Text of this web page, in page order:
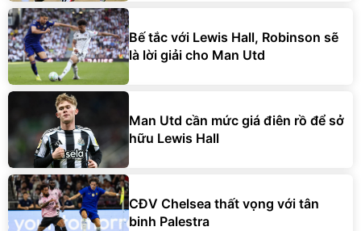
Bế tắc với Lewis Hall, Robinson sẽ
là lời giải cho Man Utd
Man Utd cần mức giá điên rồ để sở
hữu Lewis Hall
CĐV Chelsea thất vọng với tân
binh Palestra